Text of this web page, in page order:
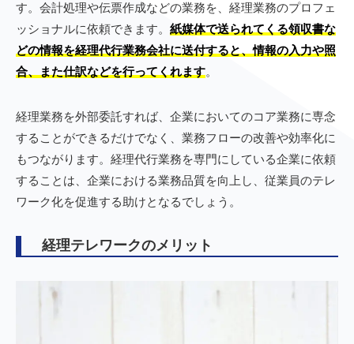
す。会計処理や伝票作成などの業務を、経理業務のプロフェ
ッショナルに依頼できます。 紙媒体で送られてくる領収書な
どの情報を経理代行業務会社に送付すると、情報の入力や照
合、また仕訳などを行ってくれます。
経理業務を外部委託すれば、企業においてのコア業務に専念
することができるだけでなく、業務フローの改善や効率化に
もつながります。経理代行業務を専門にしている企業に依頼
することは、企業における業務品質を向上し、従業員のテレ
ワーク化を促進する助けとなるでしょう。
経理テレワークのメリット